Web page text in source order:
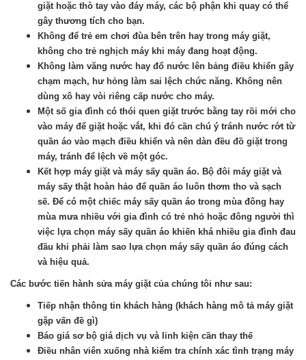
giặt hoặc thò tay vào đáy máy, các bộ phận khi quay có thể
gây thương tích cho bạn.
Không để trẻ em chơi đùa bên trên hay trong máy giặt,
không cho trẻ nghịch máy khi máy đang hoạt động.
Không làm văng nước hay đổ nước lên bảng điều khiển gây
chạm mạch, hư hỏng làm sai lệch chức năng. Không nên
dùng xô hay vòi riêng cấp nước cho máy.
Một số gia đình có thói quen giặt trước bằng tay rồi mới cho
vào máy để giặt hoặc vắt, khi đó cần chú ý tránh nước rớt từ
quần áo vào mạch điều khiển và nên dàn đều đồ giặt trong
máy, tránh để lệch về một góc.
Kết hợp máy giặt và máy sấy quần áo. Bộ đôi máy giặt và
máy sấy thật hoàn hảo để quần áo luôn thơm tho và sạch
sẽ. Để có một chiếc máy sấy quần áo trong mùa đông hay
mùa mưa nhiều với gia đình có trẻ nhỏ hoặc đông người thì
việc lựa chọn máy sấy quần áo khiến khá nhiều gia đình đau
đầu khi phải làm sao lựa chọn máy sấy quần áo đúng cách
và hiệu quả.
Các bước tiến hành sửa máy giặt của chúng tôi như sau:
Tiếp nhận thông tin khách hàng (khách hàng mô tả máy giặt
gặp vấn đề gì)
Báo giá sơ bộ giá dịch vụ và linh kiện cần thay thế
Điều nhân viên xuống nhà kiểm tra chính xác tình trạng máy